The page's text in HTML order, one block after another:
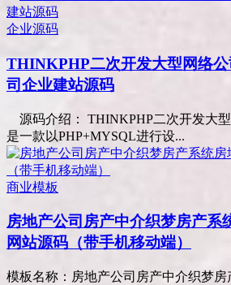
企业源码
THINKPHP二次开发大型网络
司企业建站源码
源码介绍： THINKPHP二次开发大
是一款以PHP+MYSQL进行设...
商业模板
房地产公司房产中介织梦房产系
网站源码（带手机移动端）
模板名称：房地产公司房产中介织梦